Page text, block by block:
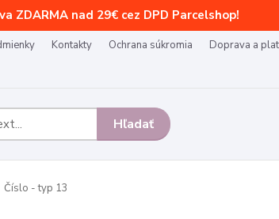
ZDARMA nad 29€ cez DPD Parcelshop!
Kontakty Ochrana súkromia
Doprava a
Hľadať
Číslo - typ 13